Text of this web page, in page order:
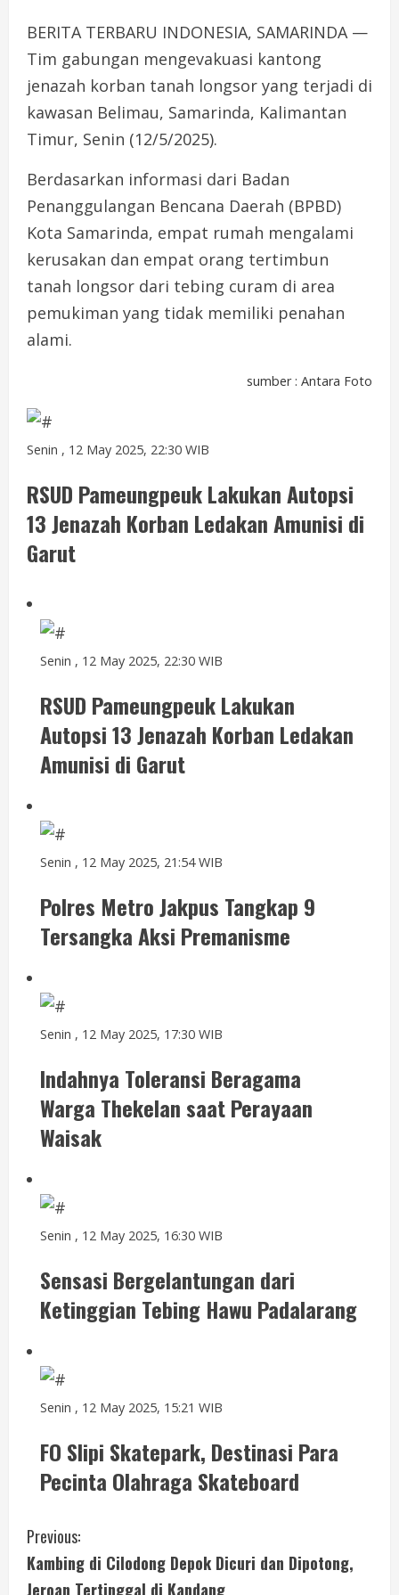
BERITA TERBARU INDONESIA, SAMARINDA —
Tim gabungan mengevakuasi kantong
jenazah korban tanah longsor yang terjadi di
kawasan Belimau, Samarinda, Kalimantan
Timur, Senin (12/5/2025).
Berdasarkan informasi dari Badan
Penanggulangan Bencana Daerah (BPBD)
Kota Samarinda, empat rumah mengalami
kerusakan dan empat orang tertimbun
tanah longsor dari tebing curam di area
pemukiman yang tidak memiliki penahan
alami.
sumber : Antara Foto
Senin , 12 May 2025, 22:30 WIB
RSUD Pameungpeuk Lakukan Autopsi
13 Jenazah Korban Ledakan Amunisi di
Garut
Senin , 12 May 2025, 22:30 WIB
RSUD Pameungpeuk Lakukan
Autopsi 13 Jenazah Korban Ledakan
Amunisi di Garut
Senin , 12 May 2025, 21:54 WIB
Polres Metro Jakpus Tangkap 9
Tersangka Aksi Premanisme
Senin , 12 May 2025, 17:30 WIB
Indahnya Toleransi Beragama
Warga Thekelan saat Perayaan
Waisak
Senin , 12 May 2025, 16:30 WIB
Sensasi Bergelantungan dari
Ketinggian Tebing Hawu Padalarang
Senin , 12 May 2025, 15:21 WIB
FO Slipi Skatepark, Destinasi Para
Pecinta Olahraga Skateboard
C
o
Previous:
Kambing di Cilodong Depok Dicuri dan Dipotong,
Jeroan Tertinggal di Kandang